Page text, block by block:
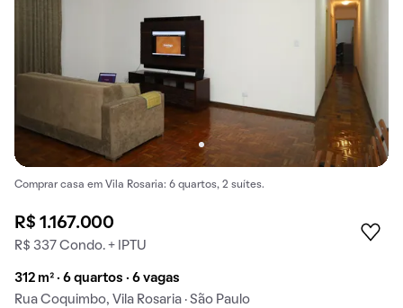
Comprar casa em Vila Rosaria: 6 quartos, 2 suítes.
R$ 1.167.000
R$ 337 Condo. + IPTU
312 m² · 6 quartos · 6 vagas
Rua Coquimbo, Vila Rosaria · São Paulo